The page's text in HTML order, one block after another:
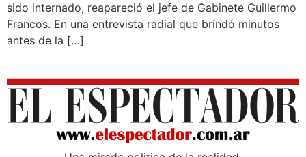
sido internado, reapareció el jefe de Gabinete Guillermo
Francos. En una entrevista radial que brindó minutos
antes de la […]